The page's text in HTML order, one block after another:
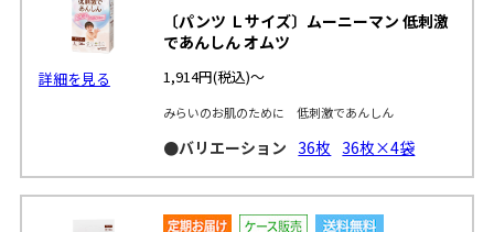
詳細を見る
〔パンツ Ｌサイズ〕ムーニーマン 低刺激
であんしん オムツ
1,914円(税込)～
みらいのお肌のために 低刺激であんしん
●バリエーション 36枚 36枚×4袋